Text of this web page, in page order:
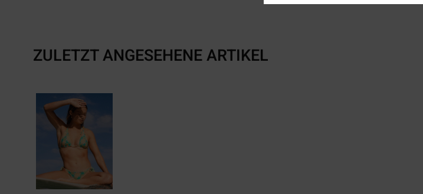
ZULETZT ANGESEHENE ARTIKEL